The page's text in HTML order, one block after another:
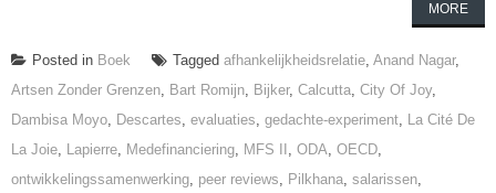
MORE
Posted in Boek Tagged afhankelijkheidsrelatie, Anand Nagar,
Artsen Zonder Grenzen, Bart Romijn, Bijker, Calcutta, City Of Joy,
Dambisa Moyo, Descartes, evaluaties, gedachte-experiment, La Cité De
La Joie, Lapierre, Medefinanciering, MFS II , ODA, OECD,
ontwikkelingssamenwerking, peer reviews, Pilkhana, salarissen,